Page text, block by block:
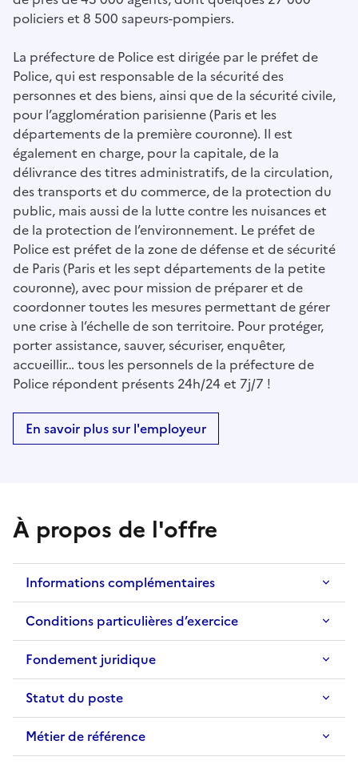
policiers et 8 500 sapeurs-pompiers.
La préfecture de Police est dirigée par le préfet de
Police, qui est responsable de la sécurité des
personnes et des biens, ainsi que de la sécurité civile,
pour l’agglomération parisienne (Paris et les
départements de la première couronne). Il est
également en charge, pour la capitale, de la
délivrance des titres administratifs, de la circulation,
des transports et du commerce, de la protection du
public, mais aussi de la lutte contre les nuisances et
de la protection de l’environnement. Le préfet de
Police est préfet de la zone de défense et de sécurité
de Paris (Paris et les sept départements de la petite
couronne), avec pour mission de préparer et de
coordonner toutes les mesures permettant de gérer
une crise à l’échelle de son territoire. Pour protéger,
porter assistance, sauver, sécuriser, enquêter,
accueillir… tous les personnels de la préfecture de
Police répondent présents 24h/24 et 7j/7 !
En savoir plus sur l'employeur
À propos de l'offre
Informations complémentaires
Conditions particulières d’exercice
Fondement juridique
Statut du poste
Métier de référence